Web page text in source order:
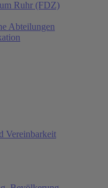
Ruhr (FDZ)
Abteilungen
Vereinbarkeit